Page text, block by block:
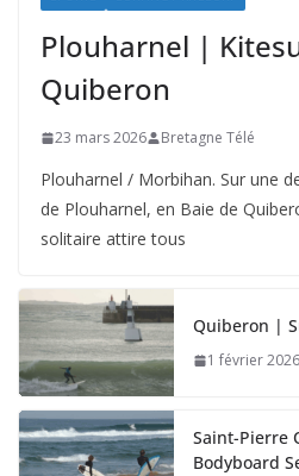
Plouharnel |
Quiberon
23 mars 2026 Bretagne Télé
Plouharnel / Morbihan. Sur une
de Plouharnel, en Baie de
solitaire attire tous
Quiberon |
1 février 2026
Saint-Pierre
Bodyboard